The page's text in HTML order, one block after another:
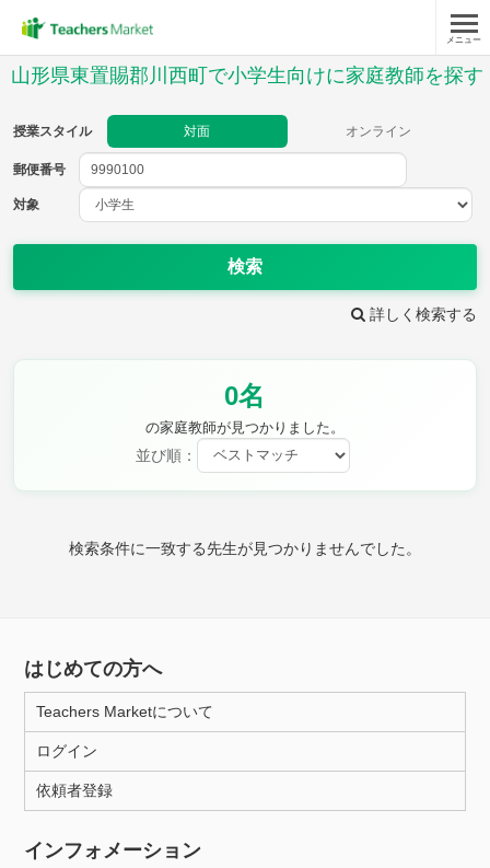
メニュー
山形県東置賜郡川西町で小学生向けに家庭教師を探す
授業スタイル 対面 オンライン
郵便番号
対象
検索
詳しく検索する
0名
の家庭教師が見つかりました。
並び順：
検索条件に一致する先生が見つかりませんでした。
郵便番号
教科
理科
保健・体育 図画工作 書写
月曜日 火曜日
所属大学
距離：15km以内
はじめての方へ
Teachers Marketについて
ログイン
依頼者登録
インフォメーション